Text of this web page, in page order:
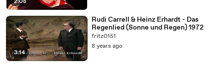
3:14
Rudi Carrell & Heinz Erhardt - Das
Regenlied (Sonne und Regen) 1972
fritz0151
8 years ago